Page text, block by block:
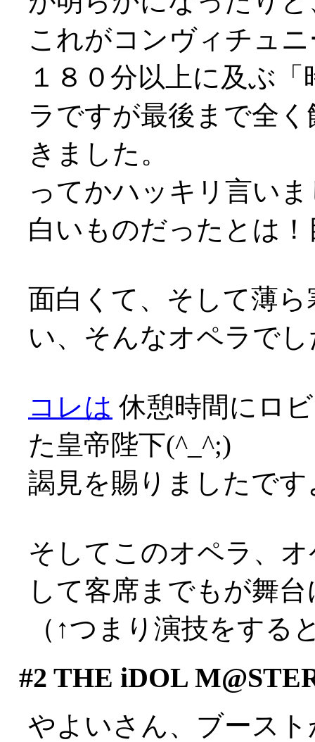
これがコンヴィチュ
１８０分以上に及ぶ
ラですが最後まで全
きました。
ってかハッキリ言い
白いものだったとは
面白くて、そして薄
い、そんなオペラで
コレは 休憩時間にロ
た皇帝陛下(^_^;)
謁見を賜りましたです
そしてこのオペラ、
して客席までもが舞
（↑つまり演技をする
#2 THE iDOL
やよいさん、ブース